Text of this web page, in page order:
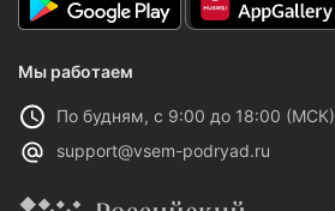
Мы работаем
По будням, с 9:00 до 18:00 (МСК)
support@vsem-podryad.ru